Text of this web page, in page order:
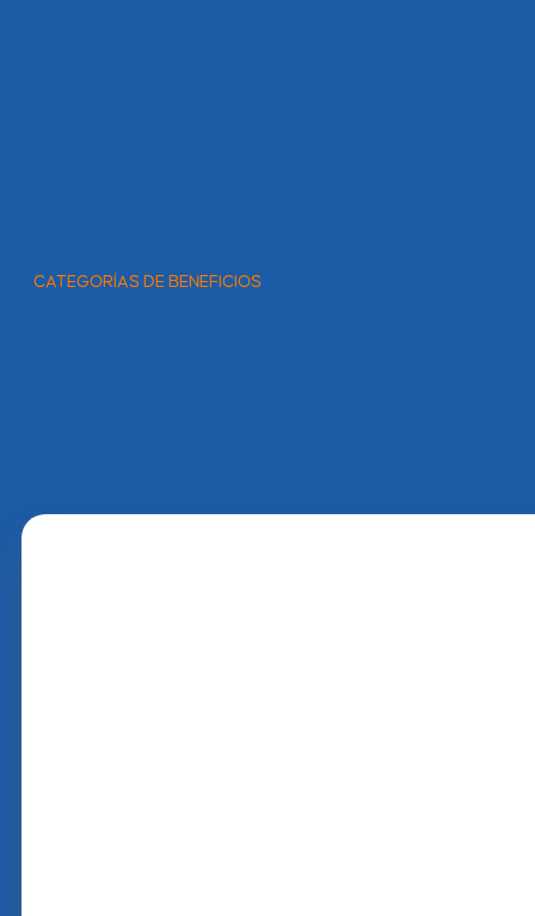
CATEGORÍAS DE BENEFICIOS